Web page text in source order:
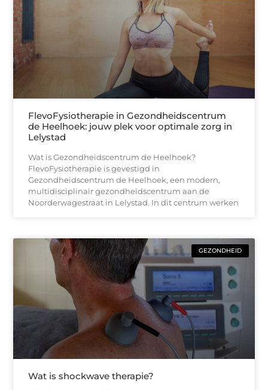
FlevoFysiotherapie in Gezondheidscentrum
de Heelhoek: jouw plek voor optimale zorg in
Lelystad
Wat is Gezondheidscentrum de Heelhoek?
FlevoFysiotherapie is gevestigd in
Gezondheidscentrum de Heelhoek, een modern,
multidisciplinair gezondheidscentrum aan de
Noorderwagestraat in Lelystad. In dit centrum werken
GEZONDHEID
Wat is shockwave therapie?